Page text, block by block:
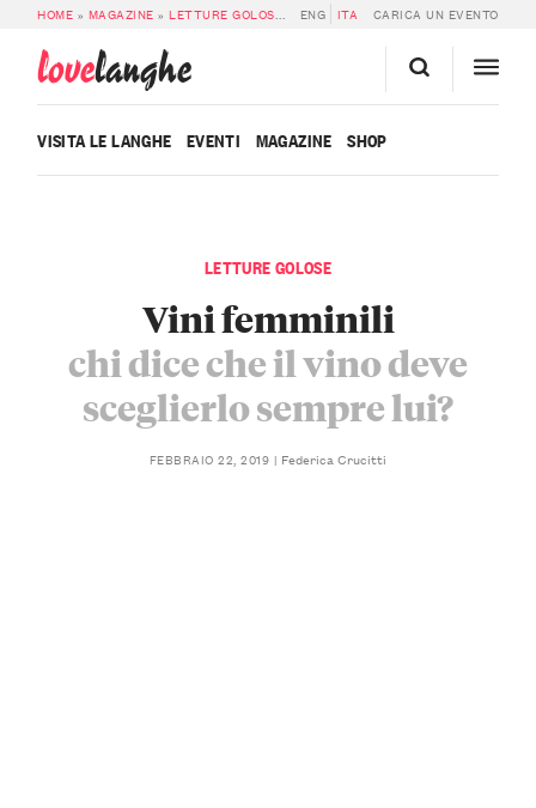
HOME » MAGAZINE »LETTURE GOLOSE » VINI FEMMINILI: CHI DICE CHE IL
ENG ITA CARICA UN EVENTO
lovelanghe
VISITA LE LANGHE EVENTI MAGAZINE SHOP
LETTURE GOLOSE
Vini femminili
chi dice che il vino deve
sceglierlo sempre lui?
FEBBRAIO 22, 2019 Federica Crucitti